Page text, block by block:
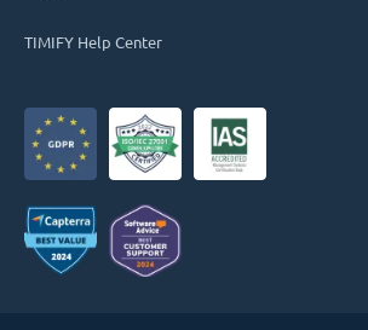
TIMIFY Help Center